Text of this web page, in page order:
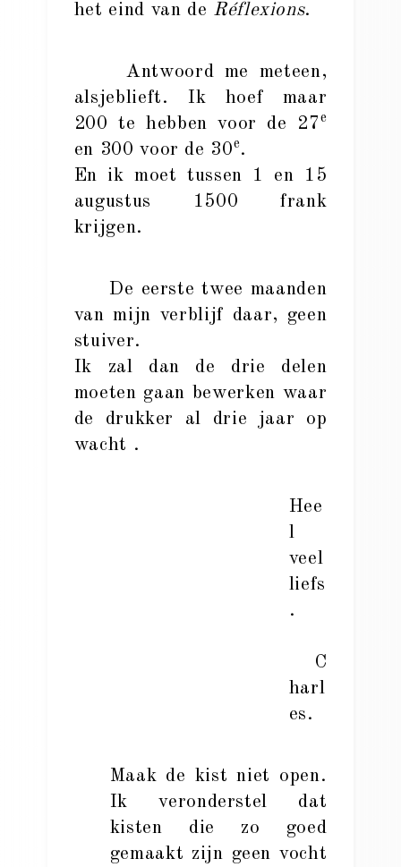
het eind van de Réflexions.
Antwoord me meteen,
alsjeblieft. Ik hoef maar
200 te hebben voor de 27e
en 300 voor de 30e.
En ik moet tussen 1 en 15
augustus 1500 frank
krijgen.
De eerste twee maanden
van mijn verblijf daar, geen
stuiver.
Ik zal dan de drie delen
moeten gaan bewerken waar
de drukker al drie jaar op
wacht .
Hee
l
veel
liefs
.
C
harl
es.
Maak de kist niet open.
Ik veronderstel dat
kisten die zo goed
gemaakt zijn geen vocht